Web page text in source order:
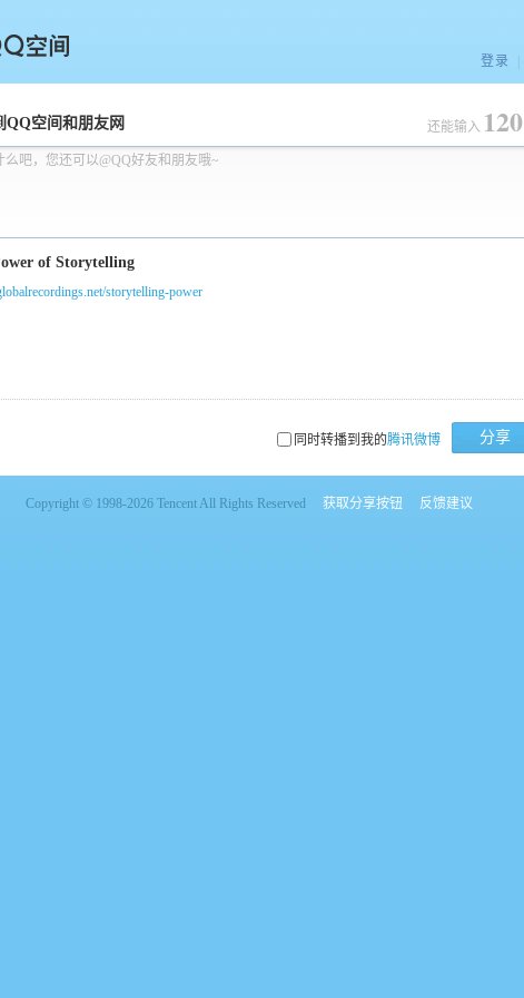
间
登录
QQ空间和朋友网
么吧，您还可以@QQ好友和朋友哦~
还能输入 120
storytelling-power
同时转播到我的腾讯微博 分享
Copyright © 1998-2026 Tencent All Rights Reserved 获取分享按钮 反馈建议